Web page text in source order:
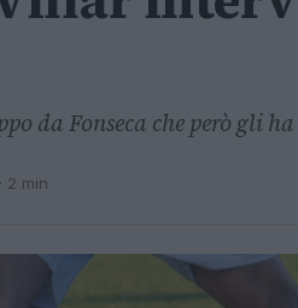
da Fonseca che però gli
· 2 min